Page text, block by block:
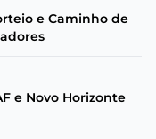
e Caminho de
e Novo Horizonte